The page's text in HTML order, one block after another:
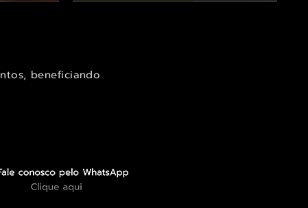
beneficiando